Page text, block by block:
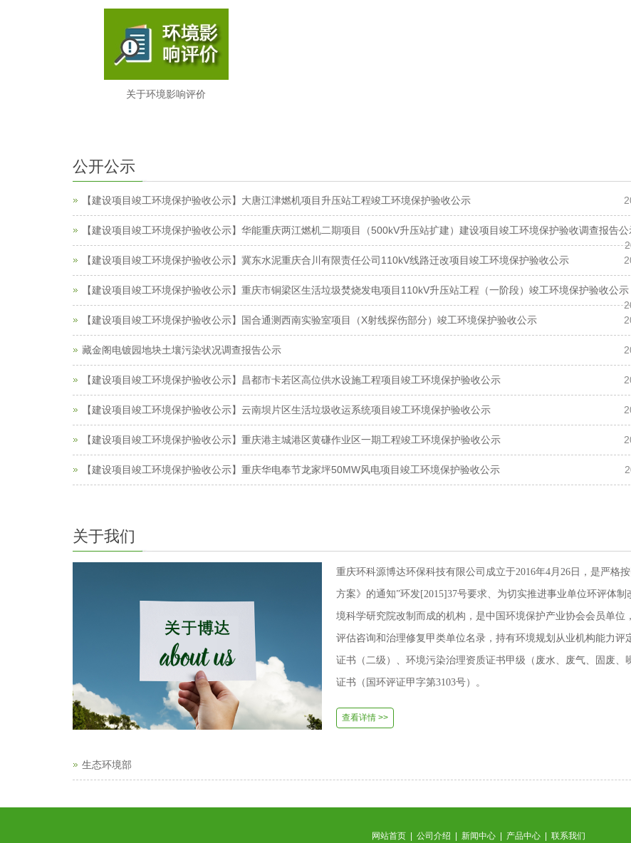
关于环境影响评价
公开公示
【建设项目竣工环境保护验收公示】大唐江津燃机项目升压站工程竣工环境保护验收公示
【建设项目竣工环境保护验收公示】华能重庆两江燃机二期项目（500kV升压站扩建）建设项目竣工环境保护验收调查报告公
【建设项目竣工环境保护验收公示】冀东水泥重庆合川有限责任公司110kV线路迁改项目竣工环境保护验收公示
【建设项目竣工环境保护验收公示】重庆市铜梁区生活垃圾焚烧发电项目110kV升压站工程（一阶段）竣工环境保护验收公示
【建设项目竣工环境保护验收公示】国合通测西南实验室项目（X射线探伤部分）竣工环境保护验收公示
藏金阁电镀园地块土壤污染状况调查报告公示
【建设项目竣工环境保护验收公示】昌都市卡若区高位供水设施工程项目竣工环境保护验收公示
【建设项目竣工环境保护验收公示】云南坝片区生活垃圾收运系统项目竣工环境保护验收公示
【建设项目竣工环境保护验收公示】重庆港主城港区黄磏作业区一期工程竣工环境保护验收公示
【建设项目竣工环境保护验收公示】重庆华电奉节龙家坪50MW风电项目竣工环境保护验收公示
关于我们
重庆环科源博达环保科技有限公司成立于2016年4月26日，是严格
方案》的通知”环发[2015]37号要求、为切实推进事业单位环评体
境科学研究院改制而成的机构，是中国环境保护产业协会会员单
评估咨询和治理修复甲类单位名录，持有环境规划从业机构能力
证书（二级）、环境污染治理资质证书甲级（废水、废气、固废
证书（国环评证甲字第3103号）。
查看详情 >>
生态环境部
网站首页 公司介绍 新闻中心 产品中心 联系我们